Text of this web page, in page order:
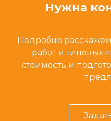
Нужна
Подробно
работ и типовых
стоимость и